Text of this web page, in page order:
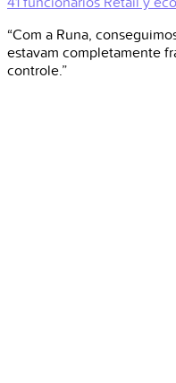
“Com a Runa,
estavam completamente
controle.”